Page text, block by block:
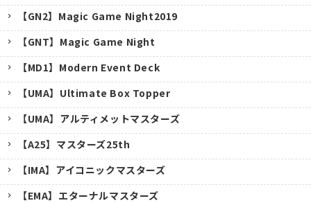
キャンセル
【GN2】Magic Game Night2019
【GNT】Magic Game Night
【MD1】Modern Event Deck
【UMA】Ultimate Box Topper
【UMA】アルティメットマスターズ
【A25】マスターズ25th
【IMA】アイコニックマスターズ
【EMA】エターナルマスターズ